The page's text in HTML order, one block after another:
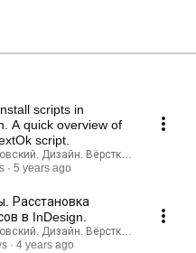
scripts in
A quick overview of
script.
Дизайн. Вёрстка. Нейросети.
5 years ago
Расстановка
в InDesign.
Дизайн. Вёрстка. Нейросети.
4 years ago